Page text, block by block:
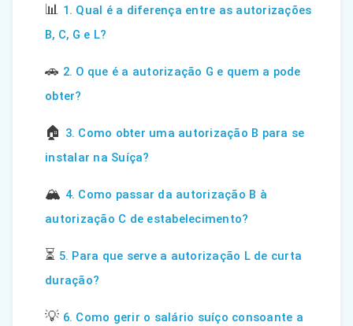
📊 1. Qual é a diferença entre as autorizações
B, C, G e L?
🚗 2. O que é a autorização G e quem a pode
obter?
🏠 3. Como obter uma autorização B para se
instalar na Suíça?
🏔️ 4. Como passar da autorização B à
autorização C de estabelecimento?
⏳ 5. Para que serve a autorização L de curta
duração?
💡 6. Como gerir o salário suíço consoante a